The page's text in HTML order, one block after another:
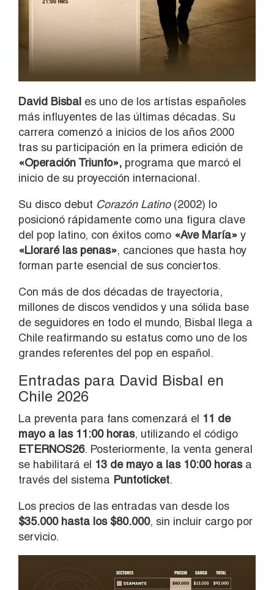
David Bisbal es uno de los artistas españoles
más influyentes de las últimas décadas. Su
carrera comenzó a inicios de los años 2000
tras su participación en la primera edición de
«Operación Triunfo», programa que marcó el
inicio de su proyección internacional.
Su disco debut Corazón Latino(2002) lo
posicionó rápidamente como una figura clave
del pop latino, con éxitos como «Ave María» y
«Lloraré las penas», canciones que hasta hoy
forman parte esencial de sus conciertos.
Con más de dos décadas de trayectoria,
millones de discos vendidos y una sólida base
de seguidores en todo el mundo, Bisbal llega a
Chile reafirmando su estatus como uno de los
grandes referentes del pop en español.
Entradas para David Bisbal en
Chile 2026
La preventa para fans comenzará el 11 de
mayo a las 11:00 horas, utilizando el código
ETERNOS26. Posteriormente, la venta general
se habilitará el 13 de mayo a las 10:00 horasa
través del sistema Puntoticket.
Los precios de las entradas van desde los
$35.000 hasta los $80.000, sin incluir cargo por
servicio.